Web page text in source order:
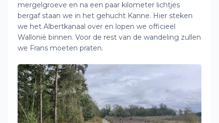
mergelgroeve en na een paar kilometer lichtjes
bergaf staan we in het gehucht Kanne. Hier steken
we het Albertkanaal over en lopen we officieel
Wallonië binnen. Voor de rest van de wandeling zullen
we Frans moeten praten.